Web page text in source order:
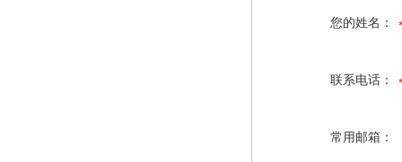
您的姓名：
联系电话：
常用邮箱：